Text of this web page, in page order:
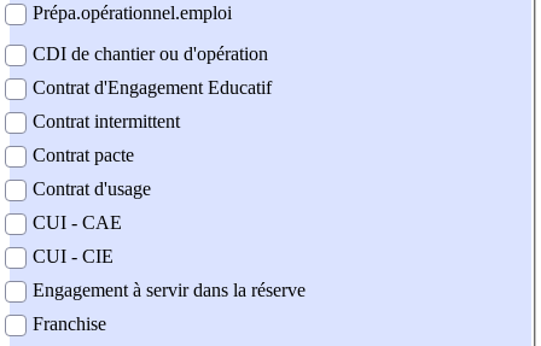
Prépa.opérationnel.emploi
CDI de chantier ou d'opération
Contrat d'Engagement Educatif
Contrat intermittent
Contrat pacte
Contrat d'usage
CUI - CAE
CUI - CIE
Engagement à servir dans la réserve
Franchise